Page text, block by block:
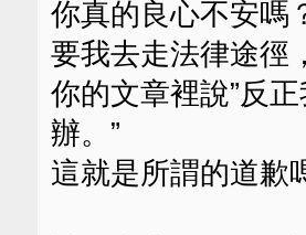
你真的良心不安嗎
要我去走法律途徑
你的文章裡說”反
辦。”
這就是所謂的道歉